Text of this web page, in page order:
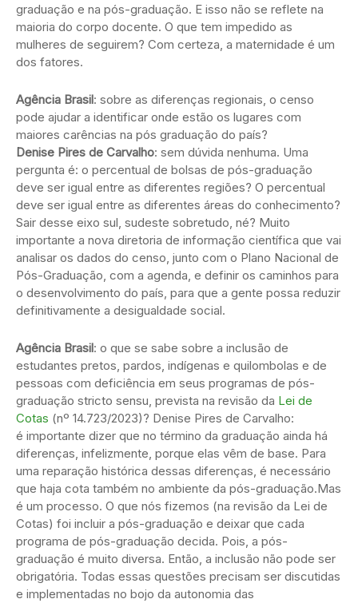
graduação e na pós-graduação. E isso não se reflete na
maioria do corpo docente. O que tem impedido as
mulheres de seguirem? Com certeza, a maternidade é um
dos fatores.
Agência Brasil: sobre as diferenças regionais, o censo
pode ajudar a identificar onde estão os lugares com
maiores carências na pós graduação do país?
Denise Pires de Carvalho: sem dúvida nenhuma. Uma
pergunta é: o percentual de bolsas de pós-graduação
deve ser igual entre as diferentes regiões? O percentual
deve ser igual entre as diferentes áreas do conhecimento?
Sair desse eixo sul, sudeste sobretudo, né? Muito
importante a nova diretoria de informação científica que vai
analisar os dados do censo, junto com o Plano Nacional de
Pós-Graduação, com a agenda, e definir os caminhos para
o desenvolvimento do país, para que a gente possa reduzir
definitivamente a desigualdade social.
Agência Brasil: o que se sabe sobre a inclusão de
estudantes pretos, pardos, indígenas e quilombolas e de
pessoas com deficiência em seus programas de pós-
graduação stricto sensu, prevista na revisão da Lei de
Cotas (nº 14.723/2023)? Denise Pires de Carvalho:
é importante dizer que no término da graduação ainda há
diferenças, infelizmente, porque elas vêm de base. Para
uma reparação histórica dessas diferenças, é necessário
que haja cota também no ambiente da pós-graduação.Mas
é um processo. O que nós fizemos (na revisão da Lei de
Cotas) foi incluir a pós-graduação e deixar que cada
programa de pós-graduação decida. Pois, a pós-
graduação é muito diversa. Então, a inclusão não pode ser
obrigatória. Todas essas questões precisam ser discutidas
e implementadas no bojo da autonomia das